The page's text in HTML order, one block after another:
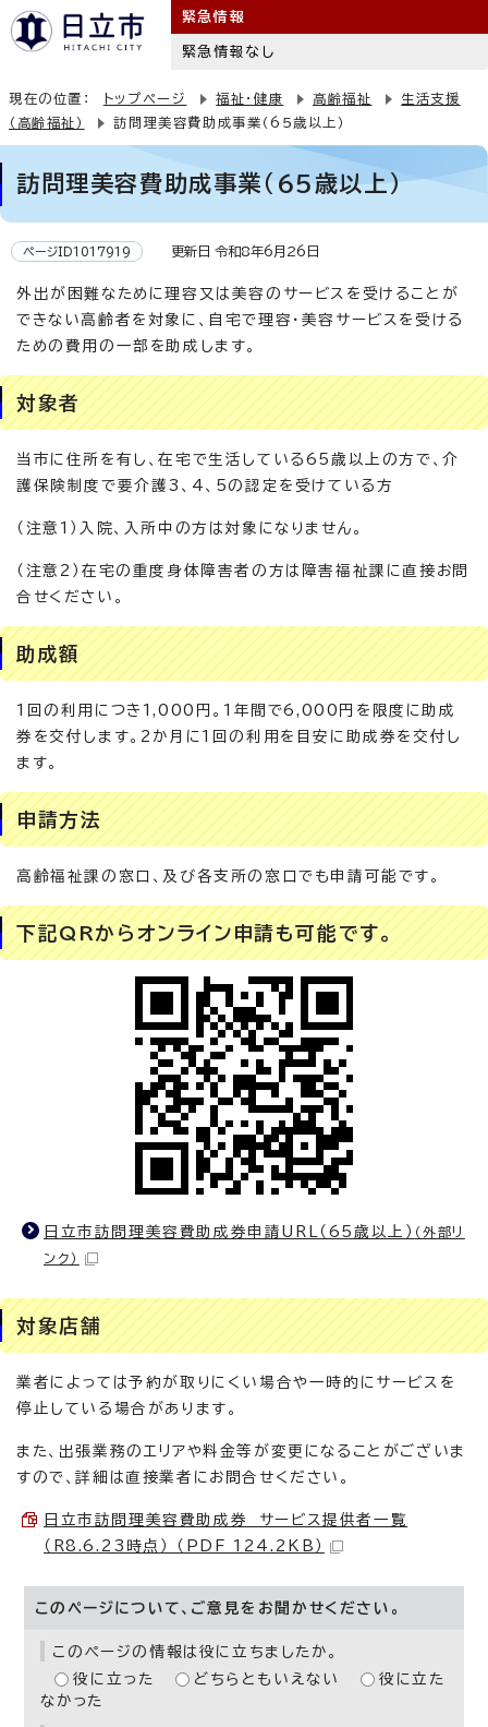
緊急情報
緊急情報なし
現在の位置： トップページ 福祉・健康 高齢福祉
生活支援
（高齢福祉）
訪問理美容費助成事業（65歳以上）
訪問理美容費助成事業（65歳以上）
ページID1017919 更新日 令和8年6月26日
外出が困難なために理容又は美容のサービスを受けることが
できない高齢者を対象に、自宅で理容・美容サービスを受ける
ための費用の一部を助成します。
対象者
当市に住所を有し、在宅で生活している65歳以上の方で、介
護保険制度で要介護3、4、5の認定を受けている方
（注意1）入院、入所中の方は対象になりません。
（注意2）在宅の重度身体障害者の方は障害福祉課に直接お問
合せください。
助成額
1回の利用につき1,000円。1年間で6,000円を限度に助成
券を交付します。2か月に1回の利用を目安に助成券を交付し
ます。
申請方法
高齢福祉課の窓口、及び各支所の窓口でも申請可能です。
下記QRからオンライン申請も可能です。
日立市訪問理美容費助成券申請URL（65歳以上） （外部リ
ンク）
対象店舗
業者によっては予約が取りにくい場合や一時的にサービスを
停止している場合があります。
また、出張業務のエリアや料金等が変更になることがございま
すので、詳細は直接業者にお問合せください。
日立市訪問理美容費助成券 サービス提供者一覧
（R8.6.23時点） （PDF 124.2KB）
このページについて、ご意見をお聞かせください。
このページの情報は役に立ちましたか。
役に立った
どちらともいえない
役に立た
なかった